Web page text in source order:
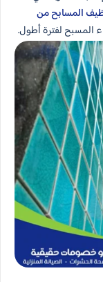
المسابح من
المسبح لفترة أطول.